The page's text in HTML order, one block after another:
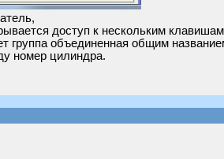
доступ к нескольким
группа объединенная общим
номер цилиндра.